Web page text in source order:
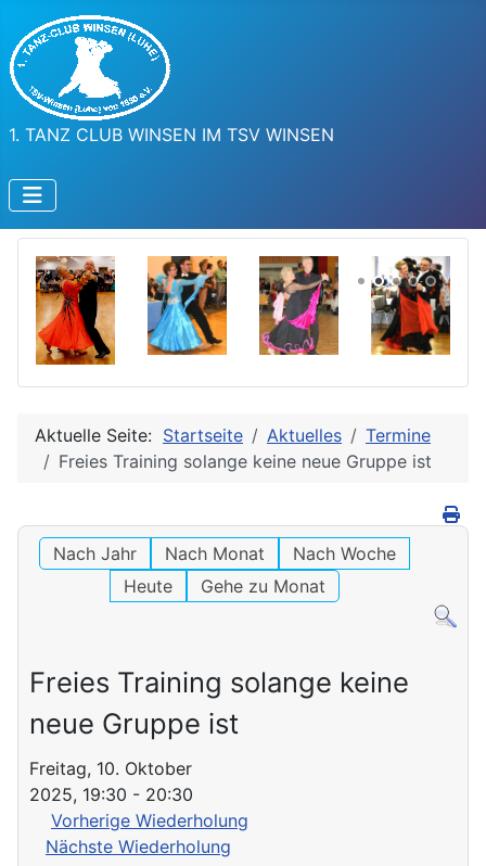
1. TANZ CLUB WINSEN IM TSV WINSEN
Aktuelle Seite: Startseite Aktuelles
Termine
Freies Training solange keine neue Gruppe ist
Nach Jahr Nach Monat
Nach Woche
Heute
Gehe zu Monat
Freies Training solange keine
neue Gruppe ist
Freitag, 10. Oktober
2025, 19:30 - 20:30
Vorherige Wiederholung
Nächste Wiederholung